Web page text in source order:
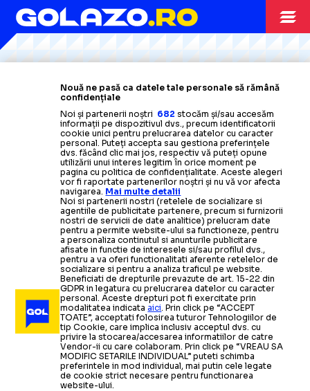
Citește mai mult
Citește mai mult
Citește mai mult
Citește mai mult
Citește mai mult
14.12.2025
LPF A MODIFICAT PROGRAMUL Date schimbate
pentru două meciuridin etapa #22» Mutarea o ajută
SUPERLIGA 12.12.2025
SE SCHIMBĂ SISTEMUL ÎN LIGA 1? Dezvăluiri din
interiorul LPF, dupăscandalul făcut de FCSB:„Nu e
normal așa ceva!”
SUPERLIGA 29.11.2025
CARTONAȘUL MOV ÎN LIGA 1 Ce reprezintă:„E primul
cartonaș care sancționează asta. Să devină parte din
schimbare!”
SUPERLIGA 26.11.2025
PROPUNERE-ȘOC
PENTRU LPF
Un patron dinSuperligaare o idee
inedită pentru înlocuirea lui Gino
Iorgulescu: „Și ce dacă are
probleme?”
Citește mai mult
SUPERLIGA 25.11.2025
PROGRAM LIGA 1
Etapele #20 și #21 din Superliga +
Când se joacăderby-ulFCSB-
Rapid
Citește mai mult
Nouă ne pasă ca datele tale personale să rămână
confidențiale
Noi și partenerii noștri 682 stocăm și/sau accesăm
informații pe dispozitivul dvs., precum identificatorii
cookie unici pentru prelucrarea datelor cu caracter
personal. Puteți accepta sau gestiona preferințele
dvs. făcând clic mai jos, respectiv vă puteți opune
utilizării unui interes legitim în orice moment pe
pagina cu politica de confidențialitate. Aceste alegeri
vor fi raportate partenerilor noștri și nu vă vor afecta
navigarea. Mai multe detalii
Noi si partenerii nostri (retelele de socializare si
agentiile de publicitate partenere, precum si furnizorii
nostri de servicii de date analitice) prelucram date
pentru a permite website-ului sa functioneze, pentru
a personaliza continutul si anunturile publicitare
afisate in functie de interesele si/sau profilul dvs.,
pentru a va oferi functionalitati aferente retelelor de
socializare si pentru a analiza traficul pe website.
Beneficiati de drepturile prevazute de art. 15-22 din
GDPR in legatura cu prelucrarea datelor cu caracter
personal. Aceste drepturi pot fi exercitate prin
modalitatea indicataaici . Prin click pe “ACCEPT
TOATE”, acceptati folosirea tuturor Tehnologiilor de
tip Cookie, care implica inclusiv acceptul dvs. cu
privire la stocarea/accesarea informatiilor de catre
Vendor-ii cu care colaboram. Prin click pe “VREAU SA
MODIFIC SETARILE INDIVIDUAL” puteti schimba
preferintele in mod individual, mai putin cele legate
de cookie strict necesare pentru functionarea
website-ului.